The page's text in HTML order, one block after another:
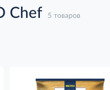
Chef 5 товаров